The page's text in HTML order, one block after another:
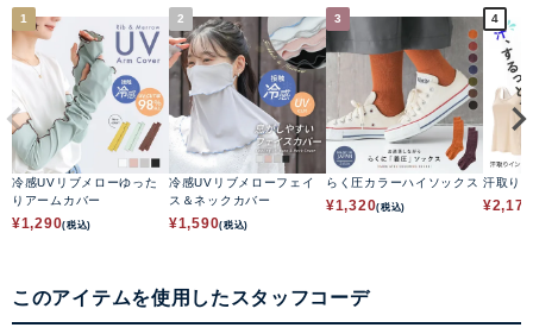
1
冷感UVリブメローゆった
りアームカバー
¥1,290(税込)
2
冷感UVリブメローフェイ
ス＆ネックカバー
¥1,590(税込)
3
らく圧カラーハイソックス
¥1,320(税込)
4
汗取り
¥2,178
このアイテムを使用したスタッフコーデ